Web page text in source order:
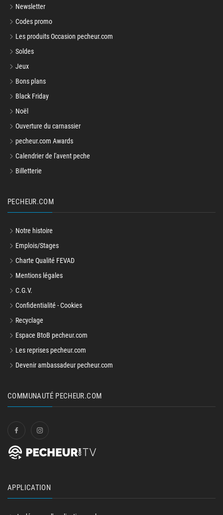
Newsletter
Codes promo
Les produits Occasion pecheur.com
Soldes
Jeux
Bons plans
Black Friday
Noël
Ouverture du carnassier
pecheur.com Awards
Calendrier de l'avent peche
Billetterie
PECHEUR.COM
Notre histoire
Emplois/Stages
Charte Qualité FEVAD
Mentions légales
C.G.V.
Confidentialité - Cookies
Recyclage
Espace BtoB pecheur.com
Les reprises pecheur.com
Devenir ambassadeur pecheur.com
COMMUNAUTÉ PECHEUR.COM
APPLICATION